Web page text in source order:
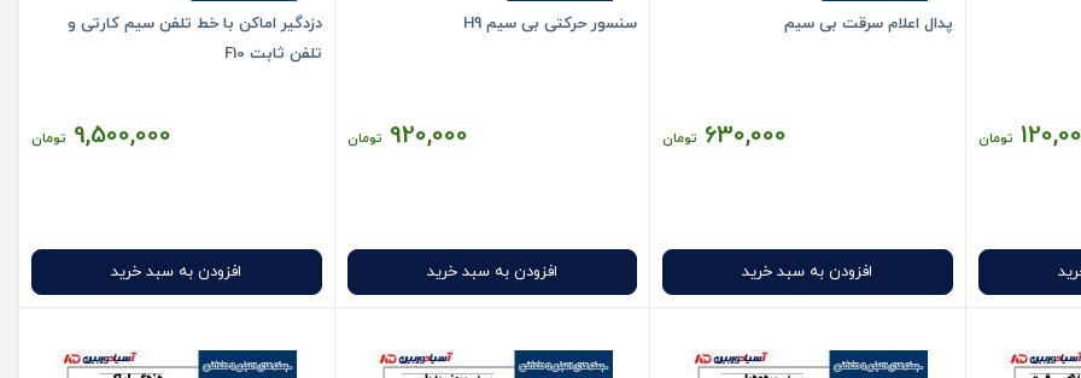
تومان
پدال اعلام سرقت بی سیم
630,000 تومان
افزودن به سبد خرید
سنسور حرکتی بی سیم H9
920,000 تومان
افزودن به سبد خرید
دزدگیر اماکن با خط تلفن سیم کارتی و
تلفن ثابت F10
9,500,000 تومان
افزودن به سبد خرید